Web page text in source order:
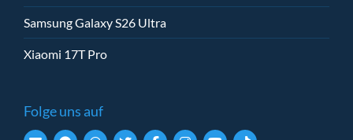
Samsung Galaxy S26 Ultra
Xiaomi 17T Pro
Folge uns auf